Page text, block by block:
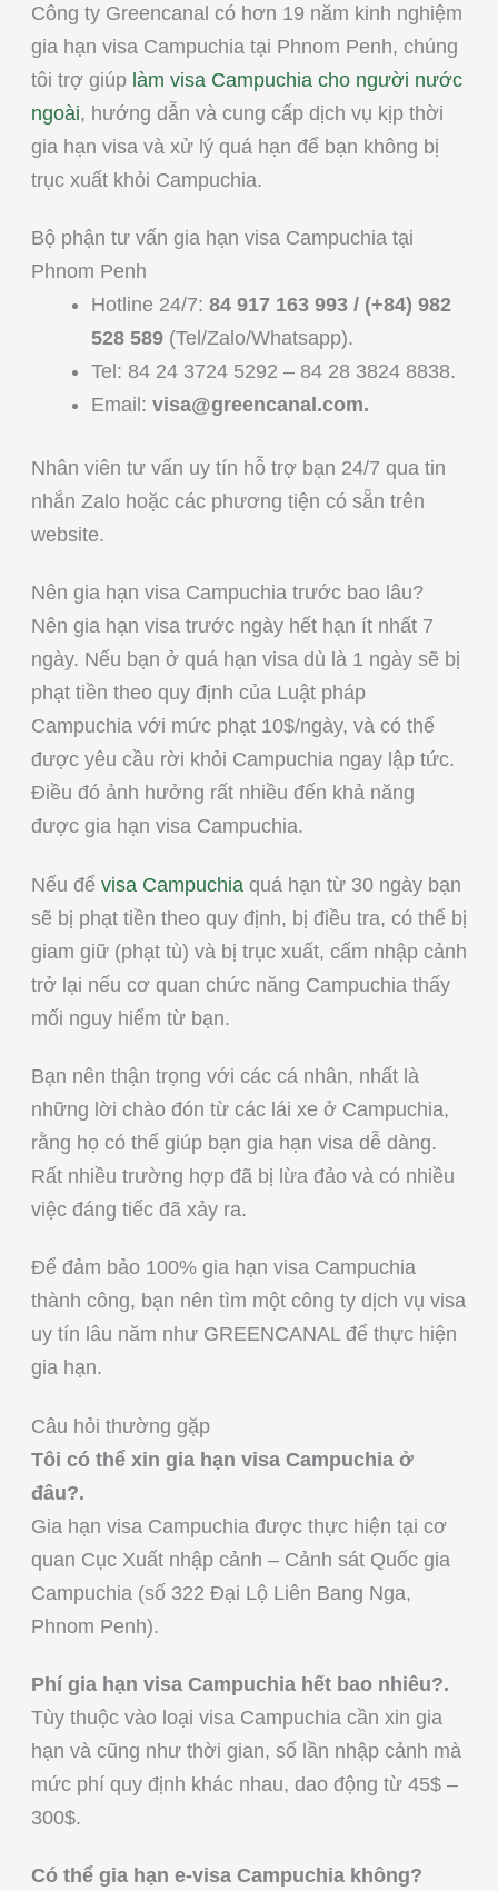
Công ty Greencanal có hơn 19 năm kinh nghiệm
gia hạn visa Campuchia tại Phnom Penh, chúng
tôi trợ giúp làm visa Campuchia cho người nước
ngoài, hướng dẫn và cung cấp dịch vụ kịp thời
gia hạn visa và xử lý quá hạn để bạn không bị
trục xuất khỏi Campuchia.
Bộ phận tư vấn gia hạn visa Campuchia tại
Phnom Penh
Hotline 24/7: 84 917 163 993 / (+84) 982
528 589 (Tel/Zalo/Whatsapp).
Tel: 84 24 3724 5292 – 84 28 3824 8838.
Email: visa@greencanal.com.
Nhân viên tư vấn uy tín hỗ trợ bạn 24/7 qua tin
nhắn Zalo hoặc các phương tiện có sẵn trên
website.
Nên gia hạn visa Campuchia trước bao lâu?
Nên gia hạn visa trước ngày hết hạn ít nhất 7
ngày. Nếu bạn ở quá hạn visa dù là 1 ngày sẽ bị
phạt tiền theo quy định của Luật pháp
Campuchia với mức phạt 10$/ngày, và có thể
được yêu cầu rời khỏi Campuchia ngay lập tức.
Điều đó ảnh hưởng rất nhiều đến khả năng
được gia hạn visa Campuchia.
Nếu để visa Campuchia quá hạn từ 30 ngày bạn
sẽ bị phạt tiền theo quy định, bị điều tra, có thể bị
giam giữ (phạt tù) và bị trục xuất, cấm nhập cảnh
trở lại nếu cơ quan chức năng Campuchia thấy
mối nguy hiểm từ bạn.
Bạn nên thận trọng với các cá nhân, nhất là
những lời chào đón từ các lái xe ở Campuchia,
rằng họ có thể giúp bạn gia hạn visa dễ dàng.
Rất nhiều trường hợp đã bị lừa đảo và có nhiều
việc đáng tiếc đã xảy ra.
Để đảm bảo 100% gia hạn visa Campuchia
thành công, bạn nên tìm một công ty dịch vụ visa
uy tín lâu năm như GREENCANAL để thực hiện
gia hạn.
Câu hỏi thường gặp
Tôi có thể xin gia hạn visa Campuchia ở
đâu?.
Gia hạn visa Campuchia được thực hiện tại cơ
quan Cục Xuất nhập cảnh – Cảnh sát Quốc gia
Campuchia (số 322 Đại Lộ Liên Bang Nga,
Phnom Penh).
Phí gia hạn visa Campuchia hết bao nhiêu?.
Tùy thuộc vào loại visa Campuchia cần xin gia
hạn và cũng như thời gian, số lần nhập cảnh mà
mức phí quy định khác nhau, dao động từ 45$ –
300$.
Có thể gia hạn e-visa Campuchia không?